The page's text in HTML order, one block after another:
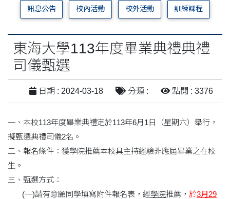
訊息公告 校內活動 校外活動 訓練課程
東海大學113年度畢業典禮典禮
司儀甄選
日期 : 2024-03-18 分類 : 點閱 : 3376
一、本校113年度畢業典禮定於113年6月1日（星期六）舉行，
擬甄選典禮司儀2名。
二、報名條件：獲學院推薦本校具主持經驗非應屆畢業之在校
生。
三、甄選方式：
(一)請有意願同學填寫附件報名表，經學院推薦， 於3月29